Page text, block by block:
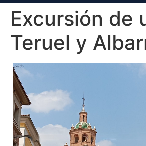
Excursión de
Teruel y